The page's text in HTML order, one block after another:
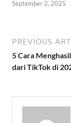
September 2, 2025
PREVIOUS
5 Cara
dari TikTok di